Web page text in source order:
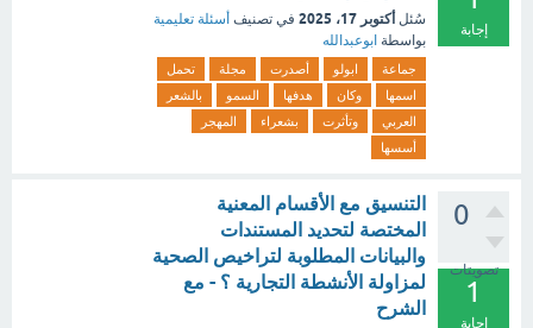
إجابة
سُئل أكتوبر 17، 2025 في تصنيف أسئلة تعليمية
بواسطة ابوعبدالله
جماعة ابولو أصدرت مجلة
تحمل
اسمها
وكان هدفها السمو
بالشعر
العربي
وتأثرت بشعراء
المهجر
أسسها
0
تصويتات
1
إجابة
التنسيق مع الأقسام المعنية
المختصة لتحديد المستندات
والبيانات المطلوبة لتراخيص الصحية
لمزاولة الأنشطة التجارية ؟ - مع
الشرح